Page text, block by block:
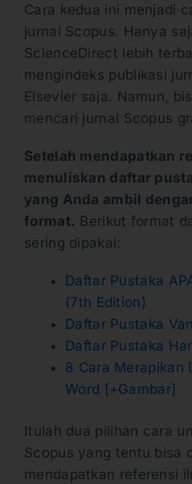
Cara kedua ini menjadi
jurnal Scopus. Hanya
ScienceDirect lebih
mengindeks publikasi
Elsevier saja. Namun,
mencari jurnal Scopus
Setelah mendapatkan
menuliskan daftar
yang Anda ambil
format. Berikut format
sering dipakai:
Daftar Pustaka
(7th Edition)
Daftar Pustaka
Daftar Pustaka
8 Cara Merapikan
Word [+Gambar]
Itulah dua pilihan cara
Scopus yang tentu bisa
mendapatkan referensi